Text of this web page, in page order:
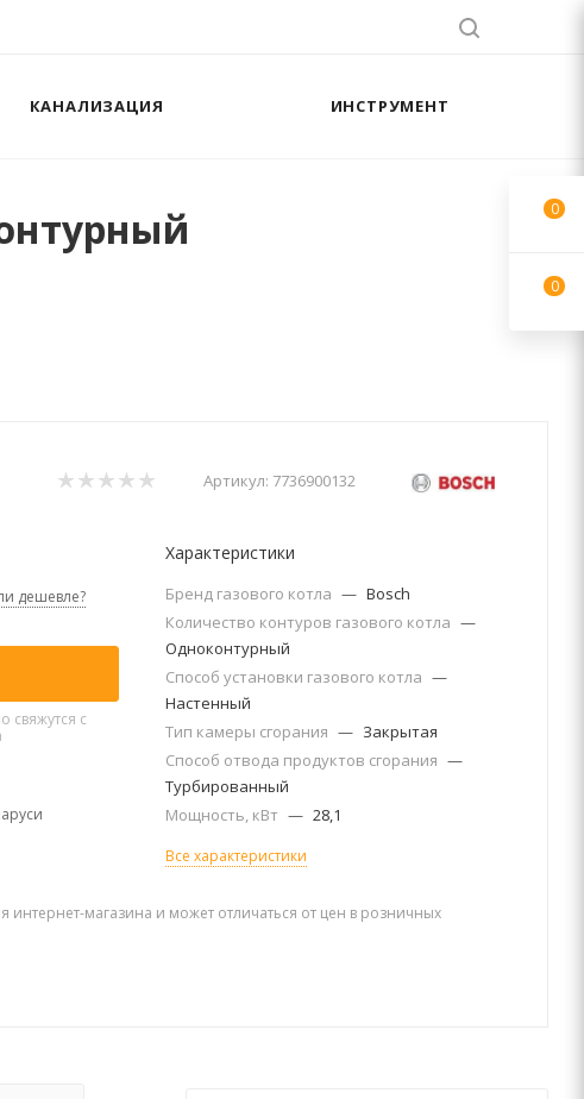
КАНАЛИЗАЦИЯ ИНСТРУМЕНТ
Артикул: 7736900132
дешевле?
с
Характеристики
Бренд газового котла — Bosch
Количество контуров газового котла —
Одноконтурный
Способ установки газового котла —
Настенный
Тип камеры сгорания — Закрытая
Способ отвода продуктов сгорания —
Турбированный
Мощность, кВт — 28,1
Все характеристики
интернет-магазина и может отличаться от цен в розничных
0
0